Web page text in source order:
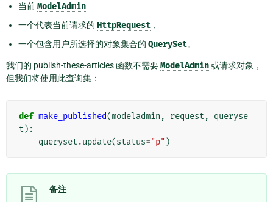
当前ModelAdmin
一个代表当前请求的 HttpRequest ，
一个包含用户所选择的对象集合的 QuerySet。
我们的 publish-these-articles 函数不需要ModelAdmin或请求对象，
但我们将使用此查询集：
def make_published(modeladmin , request ,
queryse
t ):
queryset .update(status="p" )
备注